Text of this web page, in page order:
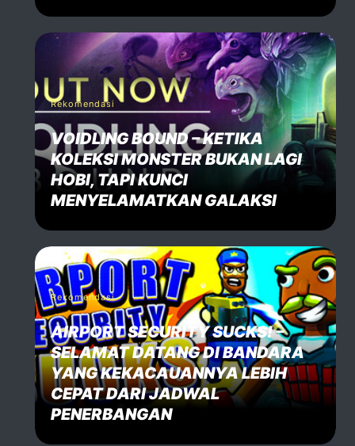
Rekomendasi
VOIDLING BOUND – KETIKA
KOLEKSI MONSTER BUKAN LAGI
HOBI, TAPI KUNCI
MENYELAMATKAN GALAKSI
Rekomendasi
AIRPORT SECURITY SUCKS! –
SELAMAT DATANG DI BANDARA
YANG KEKACAUANNYA LEBIH
CEPAT DARI JADWAL
PENERBANGAN